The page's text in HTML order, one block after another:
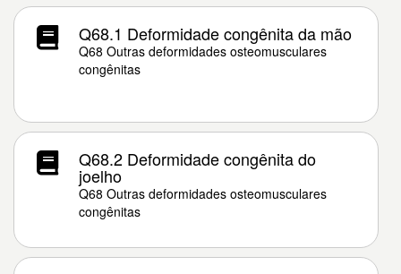
Q68.1 Deformidade congênita da mão
Q68 Outras deformidades osteomusculares
congênitas
Q68.2 Deformidade congênita do
joelho
Q68 Outras deformidades osteomusculares
congênitas